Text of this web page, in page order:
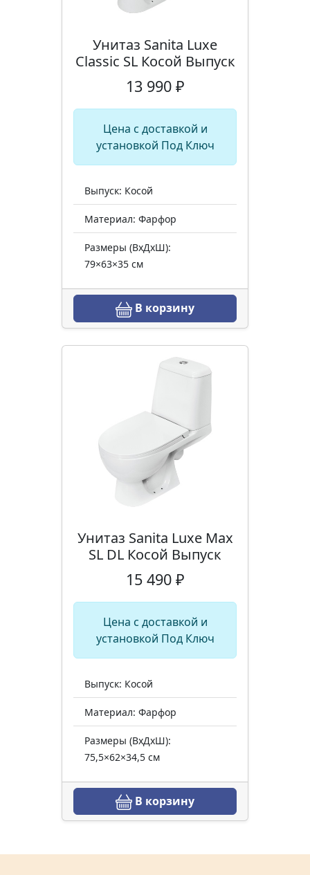
Унитаз Sanita Luxe
Classic SL Косой Выпуск
13 990 ₽
Цена с доставкой и
установкой Под Ключ
Выпуск: Косой
Материал: Фарфор
Размеры (ВхДхШ):
79×63×35 см
В корзину
Унитаз Sanita Luxe Max
SL DL Косой Выпуск
15 490 ₽
Цена с доставкой и
установкой Под Ключ
Выпуск: Косой
Материал: Фарфор
Размеры (ВхДхШ):
75,5×62×34,5 см
В корзину